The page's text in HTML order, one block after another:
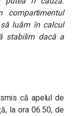
luăm în calcul
stabilim dacă a
că apelul de
la ora 06.50, de